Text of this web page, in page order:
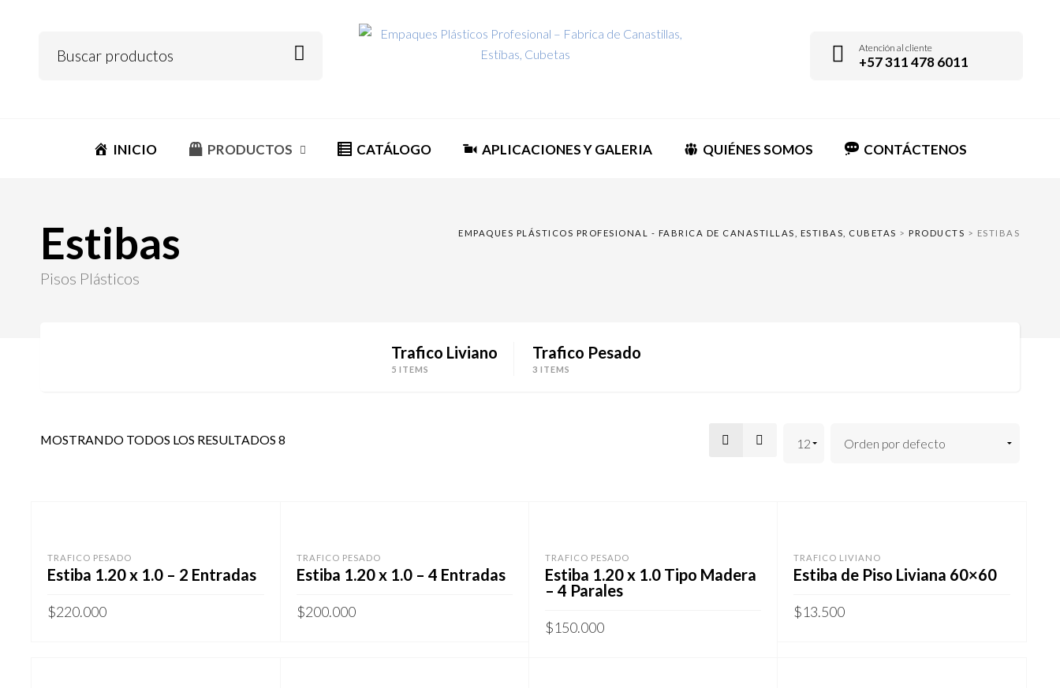
Atención al cliente
+57 311 478 6011
INICIO PRODUCTOS CATÁLOGO APLICACIONES Y GALERIA QUIÉNES SOMOS CONTÁCTENOS
EMPAQUES PLÁSTICOS PROFESIONAL - FABRICA DE CANASTILLAS, ESTIBAS, CUBETAS >PRODUCTS > ESTIBAS
Estibas
Pisos Plásticos
Trafico Liviano
5 ITEMS
Trafico Pesado
3 ITEMS
MOSTRANDO TODOS LOS RESULTADOS 8
TRAFICO PESADO
Estiba 1.20 x 1.0 – 2 Entradas
$220.000
TRAFICO PESADO
Estiba 1.20 x 1.0 – 4 Entradas
$200.000
TRAFICO PESADO
Estiba 1.20 x 1.0 Tipo Madera
– 4 Parales
$150.000
TRAFICO LIVIANO
Estiba de Piso Liviana 60×60
$13.500